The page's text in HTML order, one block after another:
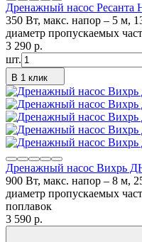
Дренажный насос Ресанта
350 Вт, макс. напор – 5 м,
диаметр пропускаемых
3 290 p.
шт.
В 1 клик
Дренажный насос Вихрь
900 Вт, макс. напор – 8 м,
диаметр пропускаемых
поплавок
3 590 p.